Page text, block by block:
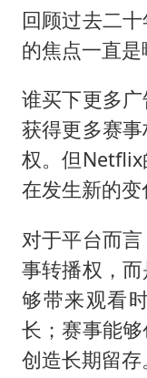
回顾过去二
的焦点一直是
谁买下更多
获得更多赛
权。但Netflix
在发生新的变
对于平台而
事转播权，
够带来观看
长；赛事能
创造长期留存